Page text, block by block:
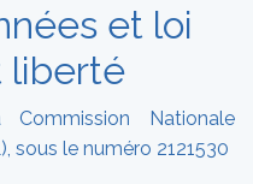
et loi
liberté
Nationale
sous le numéro 2121530